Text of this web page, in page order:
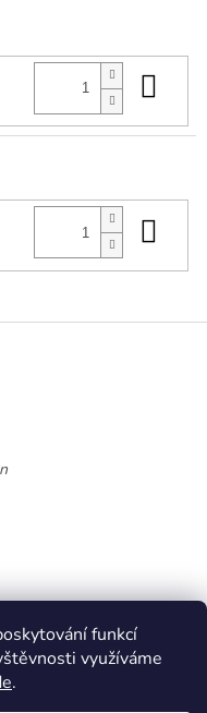
funkcí
využíváme
.